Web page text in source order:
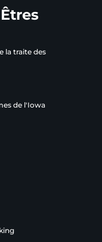
la traite des
de l'Iowa